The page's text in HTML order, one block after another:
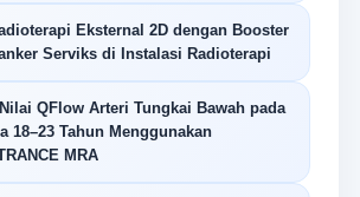
Eksternal 2D dengan Booster
Serviks di Instalasi Radioterapi
QFlow Arteri Tungkai Bawah pada
18–23 Tahun Menggunakan
MRA